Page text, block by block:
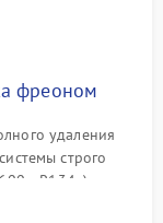
фреоном
удаления
строго
R134a) по
в системе.